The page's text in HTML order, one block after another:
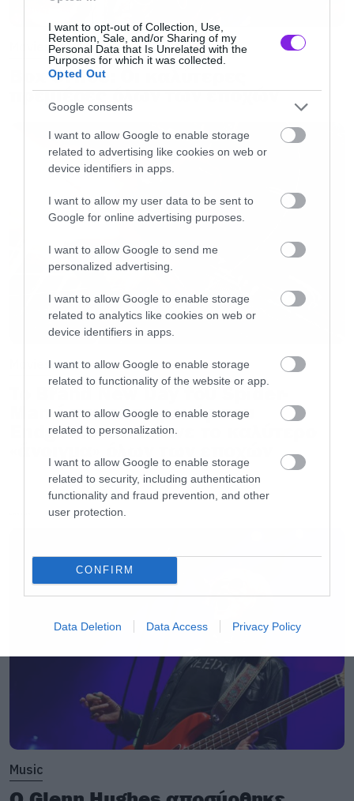
I want to opt-out of Collection, Use,
Retention, Sale, and/or Sharing of my
Personal Data that Is Unrelated with the
Purposes for which it was collected.
Opted Out
Google consents
I want to allow Google to enable storage
related to advertising like cookies on web or
device identifiers in apps.
I want to allow my user data to be sent to
Google for online advertising purposes.
I want to allow Google to send me
personalized advertising.
I want to allow Google to enable storage
related to analytics like cookies on web or
device identifiers in apps.
I want to allow Google to enable storage
related to functionality of the website or app.
I want to allow Google to enable storage
related to personalization.
I want to allow Google to enable storage
related to security, including authentication
functionality and fraud prevention, and other
user protection.
CONFIRM
Data Deletion Data Access Privacy Policy
Αυτές είναι οι 5 ταινίες με τις καλύτερες
επιδόσεις πρώτου τριημέρου μέχρι σήμερα:
Movies
Box Office: Οι καλύτερες
πρεμιέρες όλων των εποχών
Movies
Το Brand New Day του Spider-
Man έσπασε το ρεκόρ του
Endgame και έκανε το καλύτερο
Music